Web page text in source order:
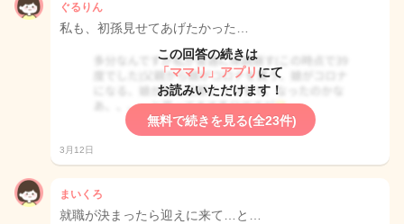
ぐるりん
私も、初孫見せてあげたかった…
この回答の続きは
「ママリ」アプリ にて
お読みいただけます！
無料で続きを見る(全23件)
3月12日
まいくろ
就職が決まったら迎えに来て…と…